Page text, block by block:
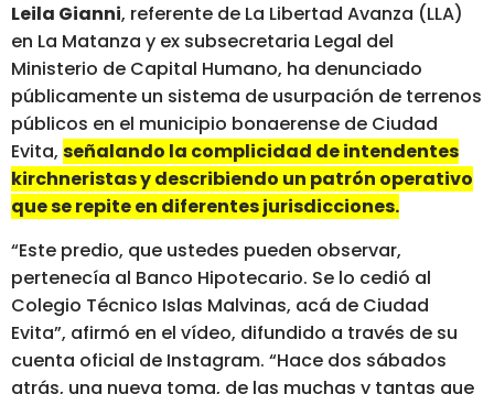
Leila Gianni, referente de La Libertad Avanza (LLA)
en La Matanza y ex subsecretaria Legal del
Ministerio de Capital Humano, ha denunciado
públicamente un sistema de usurpación de terrenos
públicos en el municipio bonaerense de Ciudad
Evita, señalando la complicidad de intendentes
kirchneristas y describiendo un patrón operativo
que se repite en diferentes jurisdicciones.
“Este predio, que ustedes pueden observar,
pertenecía al Banco Hipotecario. Se lo cedió al
Colegio Técnico Islas Malvinas, acá de Ciudad
Evita”, afirmó en el vídeo, difundido a través de su
cuenta oficial de Instagram. “Hace dos sábados
atrás, una nueva toma, de las muchas y tantas que